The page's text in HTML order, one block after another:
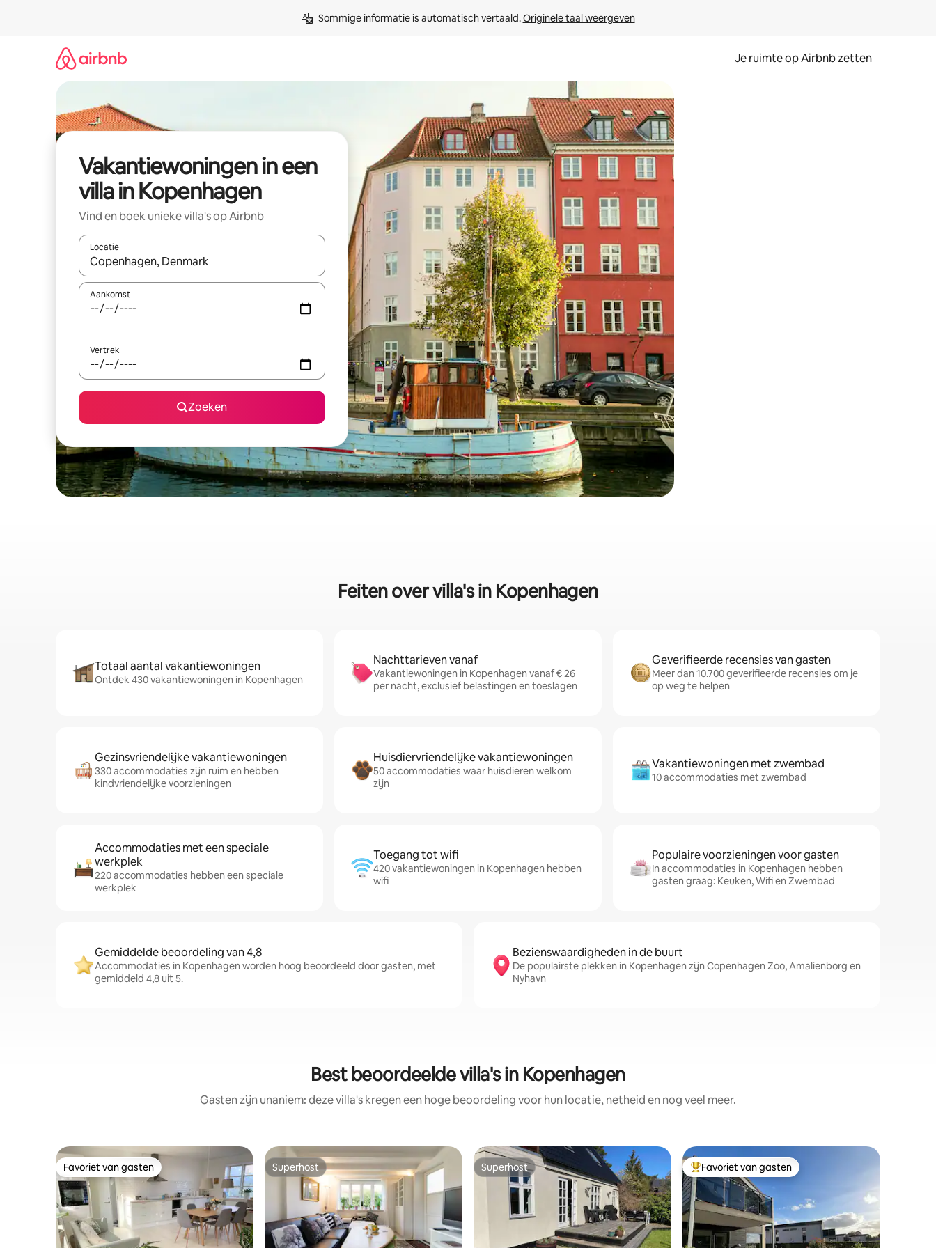
Sommige informatie is automatisch vertaald. Originele taal weergeven
Je ruimte op Airbnb zetten
Vakantiewoningen in een
villa in Kopenhagen
Vind en boek unieke villa's op Airbnb
Locatie
Wanneer er suggesties beschikbaar zijn, maak je een keuze met je de pijltjestoetsen omhoog en omlaag, óf door te tikken of swipen.
Aankomst
Vertrek
Zoeken
Feiten over villa's in Kopenhagen
Totaal aantal vakantiewoningen
Ontdek 430 vakantiewoningen in Kopenhagen
Nachttarieven vanaf
Vakantiewoningen in Kopenhagen vanaf € 26
per nacht, exclusief belastingen en toeslagen
Geverifieerde recensies van gasten
Meer dan 10.700 geverifieerde recensies om je
op weg te helpen
Gezinsvriendelijke vakantiewoningen
330 accommodaties zijn ruim en hebben
kindvriendelijke voorzieningen
Huisdiervriendelijke vakantiewoningen
50 accommodaties waar huisdieren welkom
zijn
Vakantiewoningen met zwembad
10 accommodaties met zwembad
Accommodaties met een speciale
werkplek
220 accommodaties hebben een speciale
werkplek
Toegang tot wifi
420 vakantiewoningen in Kopenhagen hebben
wifi
Populaire voorzieningen voor gasten
In accommodaties in Kopenhagen hebben
gasten graag: Keuken, Wifi en Zwembad
Gemiddelde beoordeling van 4,8
Accommodaties in Kopenhagen worden hoog beoordeeld door gasten, met
gemiddeld 4,8 uit 5.
Bezienswaardigheden in de buurt
De populairste plekken in Kopenhagen zijn Copenhagen Zoo, Amalienborg en
Nyhavn
Best beoordeelde villa's in Kopenhagen
Gasten zijn unaniem: deze villa's kregen een hoge beoordeling voor hun locatie, netheid en nog veel meer.
Favoriet van gasten
Favoriet van gasten Superhost
Superhost Superhost
Superhost Topfavoriet van gasten
Favoriet van gasten